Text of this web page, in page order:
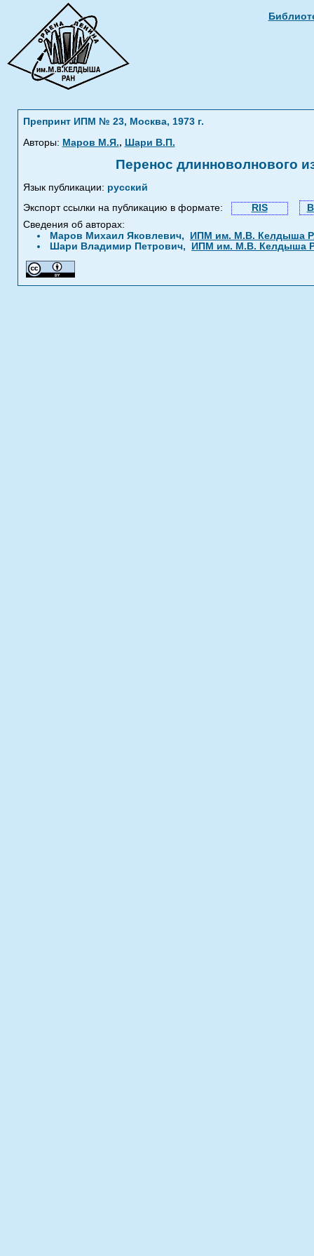
Препринт ИПМ № 23, Москва, 1973 г.
Авторы: Маров М.Я., Шари В.П.
Перенос длинноволнового
Язык публикации: русский
Экспорт ссылки на публикацию в формате:
RIS
Сведения об авторах:
Маров Михаил Яковлевич,
ИПМ им. М.В. Келдыша
Шари Владимир Петрович,
ИПМ им. М.В. Келдыша